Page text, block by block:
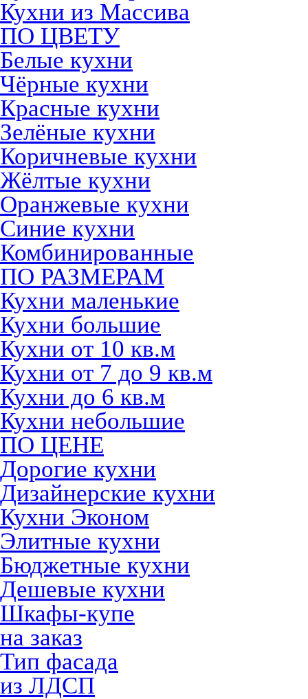
Кухни из Массива
ПО ЦВЕТУ
Белые кухни
Чёрные кухни
Красные кухни
Зелёные кухни
Коричневые кухни
Жёлтые кухни
Оранжевые кухни
Синие кухни
Комбинированные
ПО РАЗМЕРАМ
Кухни маленькие
Кухни большие
Кухни от 10 кв.м
Кухни от 7 до 9 кв.м
Кухни до 6 кв.м
Кухни небольшие
ПО ЦЕНЕ
Дорогие кухни
Дизайнерские кухни
Кухни Эконом
Элитные кухни
Бюджетные кухни
Дешевые кухни
Шкафы-купе
на заказ
Тип фасада
из ЛДСП